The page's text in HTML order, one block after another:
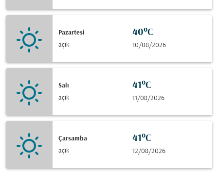
Pazartesi
açık
40°C
10/08/2026
Salı
açık
41°C
11/08/2026
Çarsamba
açık
41°C
12/08/2026